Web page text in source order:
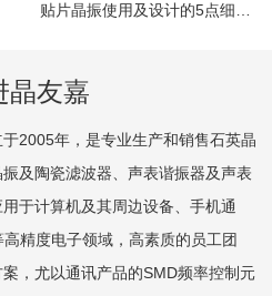
贴片晶振使用及设计的5点细节，你注意到了...
晶友嘉
2005年，是专业生产和销售石英晶
及陶瓷滤波器、声表谐振器及声表
于计算机及其周边设备、手机通
精度电子领域，高素质的员工团
，尤以通讯产品的SMD频率控制元